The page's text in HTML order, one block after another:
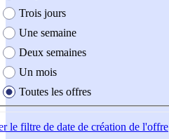
Trois jours
Une semaine
Deux semaines
Un mois
Toutes les offres
le filtre de date de création de l'offre